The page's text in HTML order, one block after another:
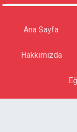
Ana Sayfa
Hakkımızda